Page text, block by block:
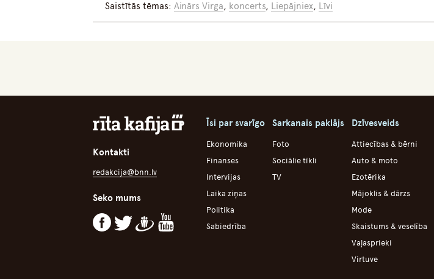
Saistītās tēmas:Ainārs Virga, koncerts, Liepājniex, Līvi
Kontakti
redakcija@bnn.lv
Seko mums
Īsi par svarīgo
Ekonomika
Finanses
Intervijas
Laika ziņas
Politika
Sabiedrība
Sarkanais paklājs
Foto
Sociālie tīkli
TV
Dzīvesveids
Attiecības & bērni
Auto & moto
Ezotērika
Mājoklis & dārzs
Mode
Skaistums & veselība
Vaļasprieki
Virtuve